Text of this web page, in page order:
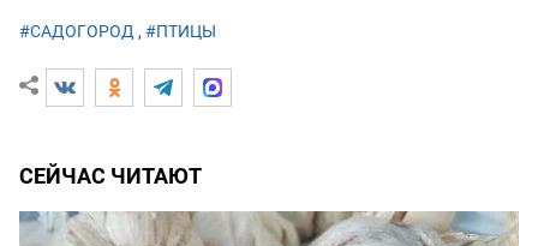
#САДОГОРОД , #ПТИЦЫ
СЕЙЧАС ЧИТАЮТ